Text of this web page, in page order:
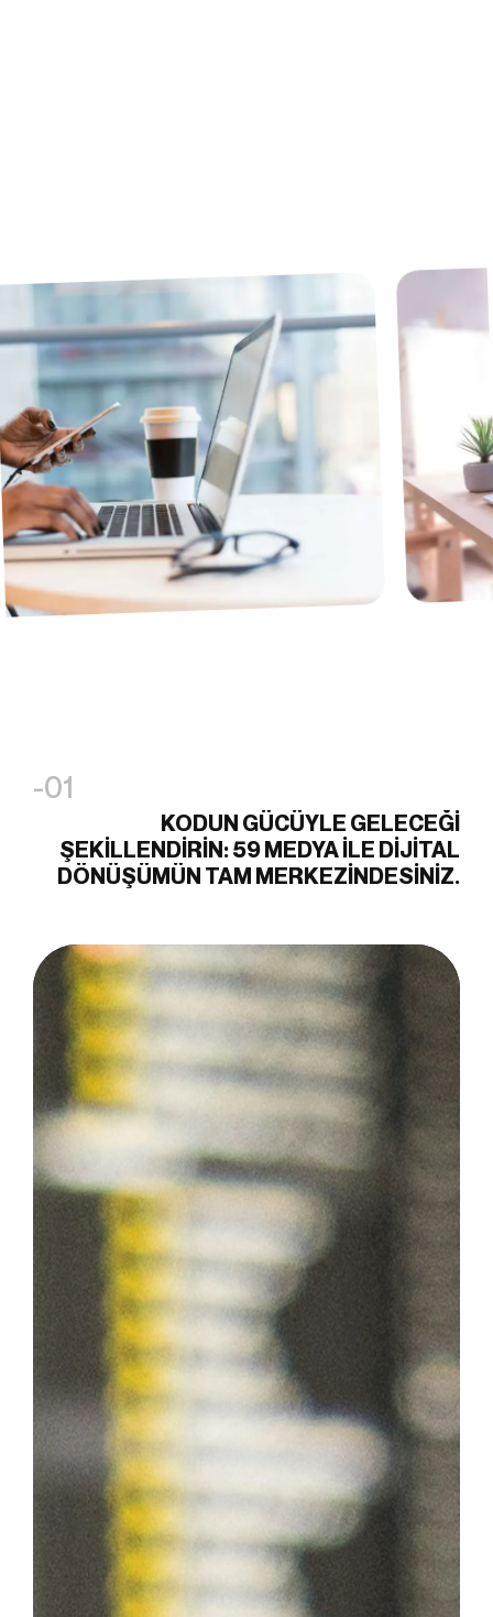
-01
KODUN GÜCÜYLE GELECEĞI
ŞEKILLENDIRIN: 59 MEDYA ILE DIJITAL
DÖNÜŞÜMÜN TAM MERKEZINDESINIZ.